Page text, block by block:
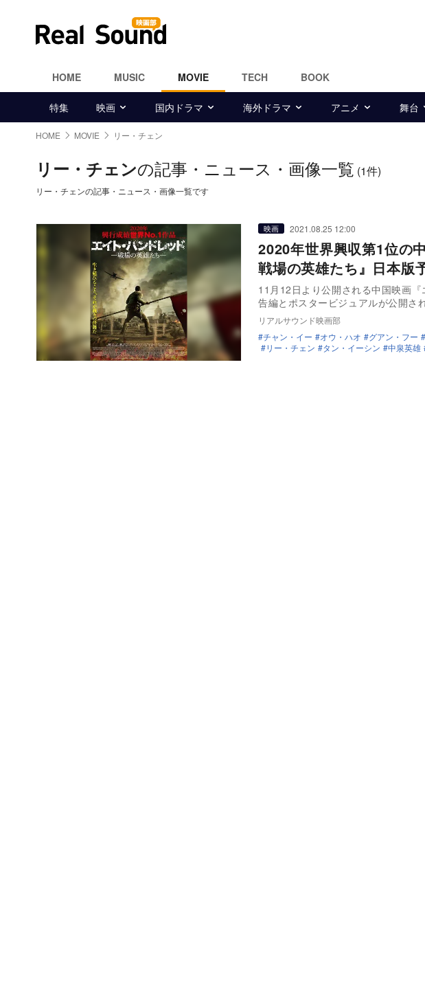
HOME MUSIC MOVIE TECH BOOK
特集 映画 国内ドラマ 海外ドラマ アニメ 舞台
HOME MOVIE リー・チェン
リー・チェンの記事・ニュース・画像一覧 (1件)
リー・チェンの記事・ニュース・画像一覧です
映画 2021.08.25 12:00
2020年世界興収第1位の
戦場の英雄たち』日本版
11月12日より公開される中国映画
リアルサウンド映画部
チャン・イー
オウ・ハオ グアン・フー
リー・チェン
タン・イーシン 中泉英雄